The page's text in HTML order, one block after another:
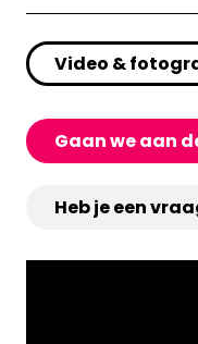
Video &
Gaan we aan
Heb je een